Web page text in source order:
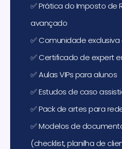
✅ Prática do Imposto de
avançado
✅ Comunidade
✅ Certificado de expert
✅ Aulas VIPs para alunos
✅ Estudos de caso
✅ Pack de artes para
✅ Modelos de
(checklist, planilha de